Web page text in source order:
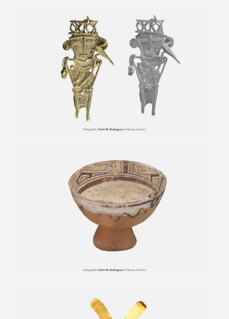
Figura votiva de un personaje con
corona
Copa semiglobular pintada
Diadema de prolongaciones